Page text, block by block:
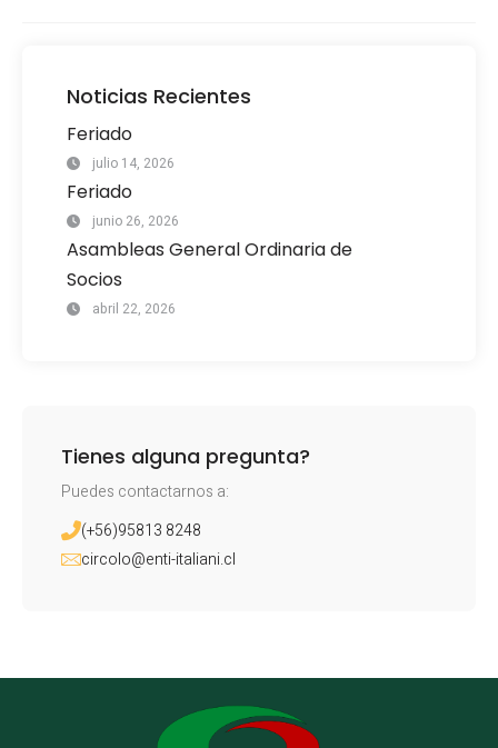
Noticias Recientes
Feriado
julio 14, 2026
Feriado
junio 26, 2026
Asambleas General Ordinaria de
Socios
abril 22, 2026
Tienes alguna pregunta?
Puedes contactarnos a:
(+56)95813 8248
circolo@enti-italiani.cl